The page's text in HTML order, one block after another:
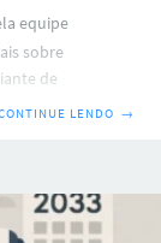
equipe
sobre
de
de
pelo
os técnicos
LENDO →